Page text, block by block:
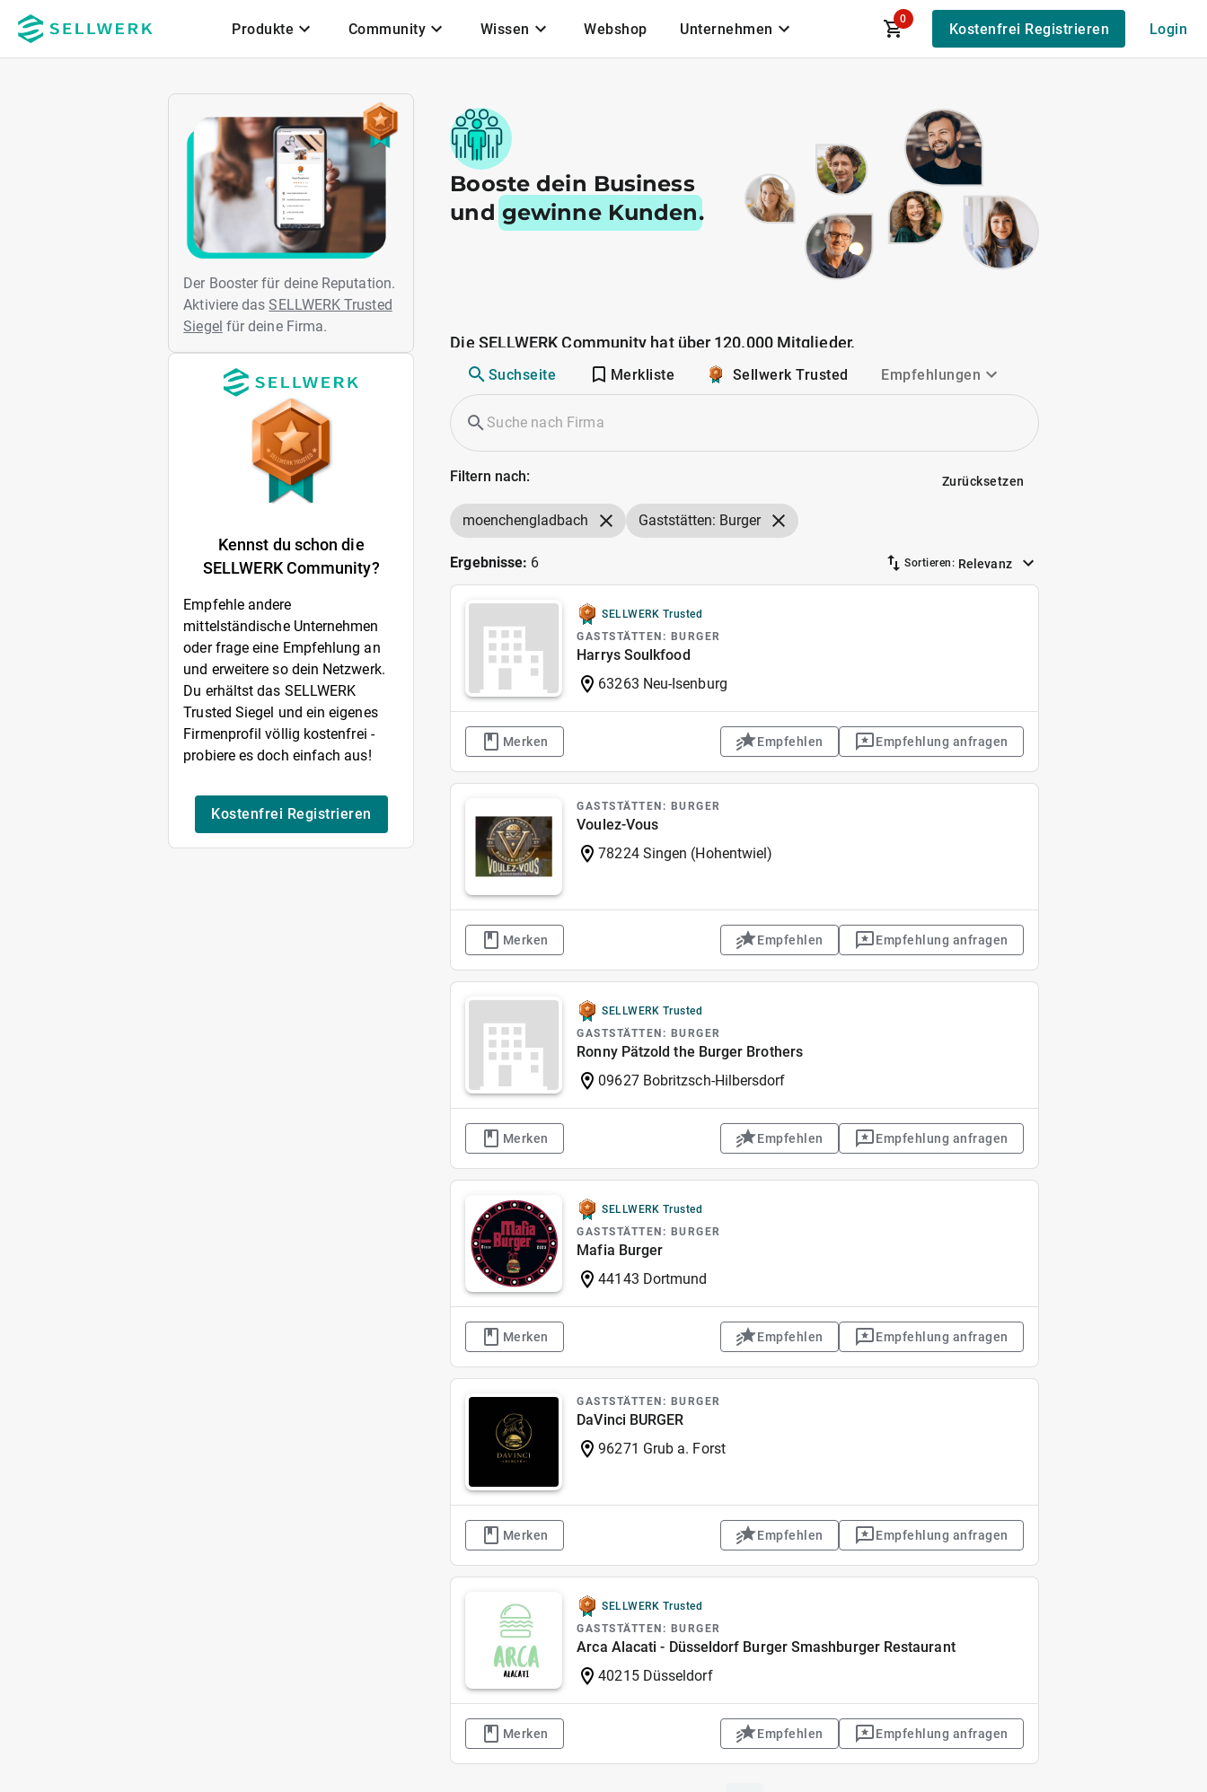
Zum Hauptinhalt
Produkte Community Wissen Webshop Unternehmen
0
Kostenfrei Registrieren Login
Der Booster für deine Reputation.
Aktiviere dasSELLWERK Trusted
Siegel für deine Firma.
Kennst du schon die
SELLWERK Community?
Empfehle andere
mittelständische Unternehmen
oder frage eine Empfehlung an
und erweitere so dein Netzwerk.
Du erhältst das SELLWERK
Trusted Siegel und ein eigenes
Firmenprofil völlig kostenfrei -
probiere es doch einfach aus!
Kostenfrei Registrieren
Booste dein Business
und gewinne Kunden.
Die SELLWERK Community hat über 120.000 Mitglieder.
Suchseite Merkliste Sellwerk Trusted Empfehlungen
Filtern nach: Zurücksetzen
moenchengladbach Gaststätten: Burger
Ergebnisse: 6 Sortieren: Relevanz
SELLWERK Trusted
GASTSTÄTTEN: BURGER
Harrys Soulkfood
63263 Neu-Isenburg
Merken Empfehlen Empfehlung anfragen
GASTSTÄTTEN: BURGER
Voulez-Vous
78224 Singen (Hohentwiel)
Merken Empfehlen Empfehlung anfragen
SELLWERK Trusted
GASTSTÄTTEN: BURGER
Ronny Pätzold the Burger Brothers
09627 Bobritzsch-Hilbersdorf
Merken Empfehlen Empfehlung anfragen
SELLWERK Trusted
GASTSTÄTTEN: BURGER
Mafia Burger
44143 Dortmund
Merken Empfehlen Empfehlung anfragen
GASTSTÄTTEN: BURGER
DaVinci BURGER
96271 Grub a. Forst
Merken Empfehlen Empfehlung anfragen
SELLWERK Trusted
GASTSTÄTTEN: BURGER
Arca Alacati - Düsseldorf Burger Smashburger Restaurant
40215 Düsseldorf
Merken Empfehlen Empfehlung anfragen